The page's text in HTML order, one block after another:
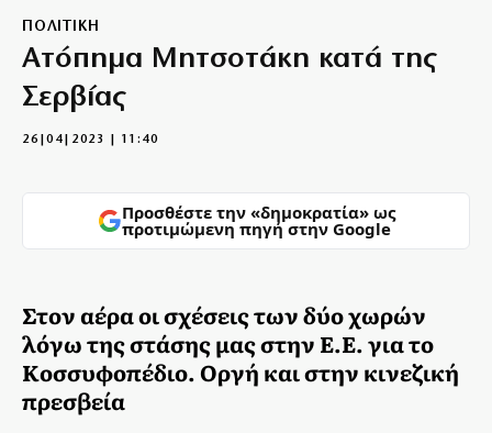
ΠΟΛΙΤΙΚΗ
Ατόπημα Μητσοτάκη κατά της
Σερβίας
26|04|2023 | 11:40
Προσθέστε την «δημοκρατία» ως
προτιμώμενη πηγή στην Google
Στον αέρα οι σχέσεις των δύο χωρών
λόγω της στάσης μας στην Ε.Ε. για το
Κοσσυφοπέδιο. Οργή και στην κινεζική
πρεσβεία